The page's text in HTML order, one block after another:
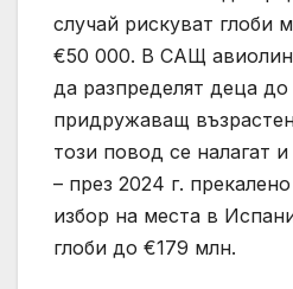
случай рискуват глоби
€50 000. В САЩ
да разпределят деца
придружаващ
този повод се налагат
– през 2024 г.
избор на места в
глоби до €179 млн.